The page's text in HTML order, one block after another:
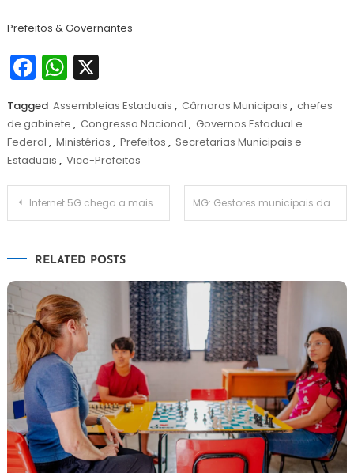
Prefeitos & Governantes
Facebook
WhatsApp
X
Tagged Assembleias Estaduais , Câmaras Municipais , chefes
de gabinete , Congresso Nacional , Governos Estadual e
Federal , Ministérios , Prefeitos , Secretarias Municipais e
Estaduais , Vice-Prefeitos
Navegação
Internet 5G chega a mais cinco cidades: Rio, Vitória, Florianópolis e Palmas MG: Gestores municipais da área de esporte e lazer vão expor prioridades para 2023
RELATED POSTS